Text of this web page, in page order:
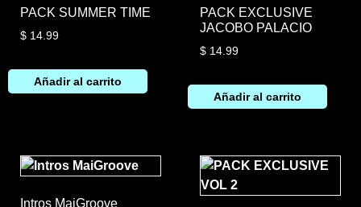
PACK SUMMER TIME
$ 14.99
Añadir al carrito
PACK EXCLUSIVE
JACOBO PALACIO
$14.99
Añadir al carrito
Intros MaiGroove